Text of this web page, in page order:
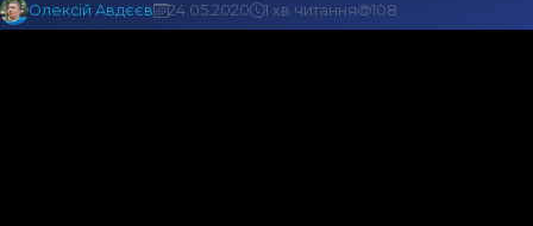
Олексій Авдєєв 24.05.2020 1 хв читання 108